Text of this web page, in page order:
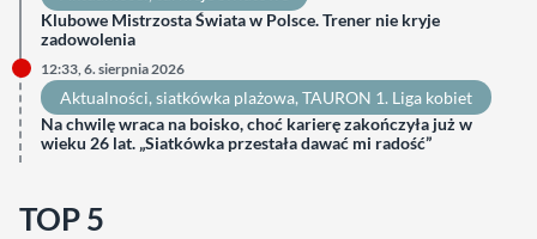
Klubowe Mistrzosta Świata w Polsce. Trener nie kryje
zadowolenia
12:33, 6. sierpnia 2026
Aktualności, siatkówka plażowa, TAURON 1. Liga kobiet
Na chwilę wraca na boisko, choć karierę zakończyła już w
wieku 26 lat. „Siatkówka przestała dawać mi radość”
TOP 5